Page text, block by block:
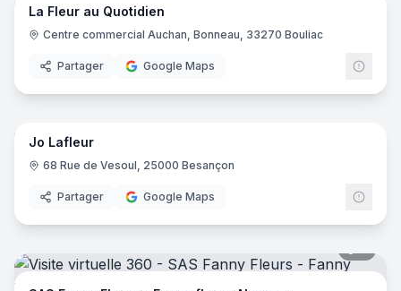
La Fleur au Quotidien
Centre commercial Auchan, Bonneau, 33270 Bouliac
Partager Google Maps
9
Jo Lafleur
68 Rue de Vesoul, 25000 Besançon
Partager Google Maps